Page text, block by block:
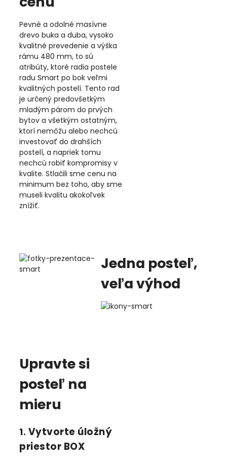
Pevné a odolné masívne
drevo buka a duba, vysoko
kvalitné prevedenie a výška
rámu 480 mm, to sú
atribúty, ktoré radia postele
radu Smart po bok veľmi
kvalitných postelí. Tento rad
je určený predovšetkým
mladým párom do prvých
bytov a všetkým ostatným,
ktorí nemôžu alebo nechcú
investovať do drahších
postelí, a napriek tomu
nechcú robiť kompromisy v
kvalite. Stlačili sme cenu na
minimum bez toho, aby sme
museli kvalitu akokoľvek
znížiť.
Jedna posteľ,
veľa výhod
Upravte si
posteľ na
mieru
1. Vytvorte úložný
priestor BOX